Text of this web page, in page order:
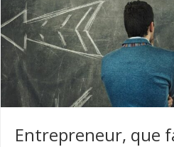
Entrepreneur, que